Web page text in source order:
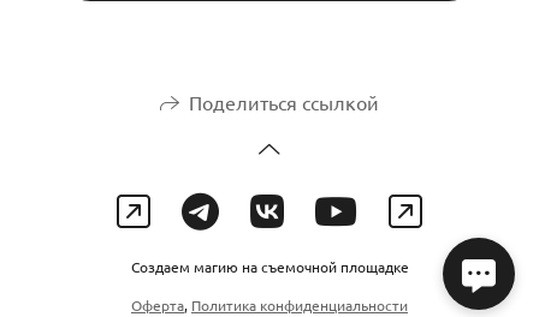
Поделиться ссылкой
Создаем магию на съемочной площадке
Оферта, Политика конфиденциальности